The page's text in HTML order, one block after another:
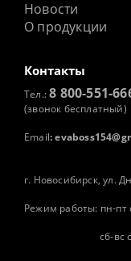
Новости
О продукции
Контакты
Тел.:8 800-551-
(звонок бесплатный)
Email:
г. Новосибирск, ул.
Режим работы: пн-пт
сб-вс